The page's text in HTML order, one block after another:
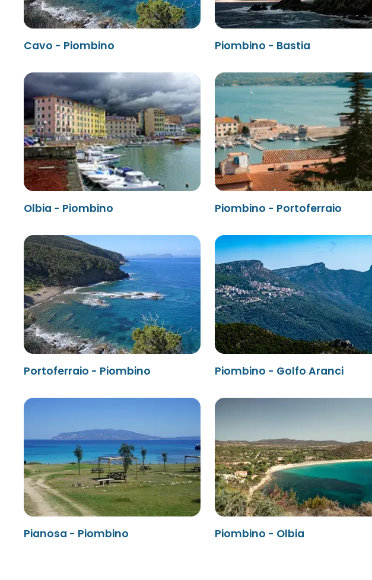
Cavo - Piombino Piombino - Bastia
Olbia - Piombino Piombino - Portoferraio
Portoferraio - Piombino Piombino - Golfo Aranci
Pianosa - Piombino Piombino - Olbia